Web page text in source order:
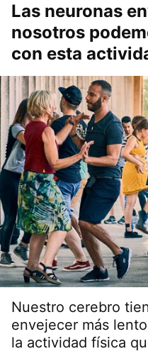
Las neuronas
nosotros
con esta
Nuestro cerebro
envejecer más
la actividad física